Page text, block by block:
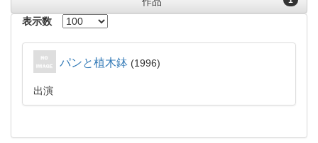
表示数
パンと植木鉢 1996
出演